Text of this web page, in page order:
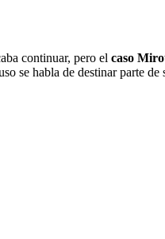
continuar, pero el caso
se habla de destinar parte